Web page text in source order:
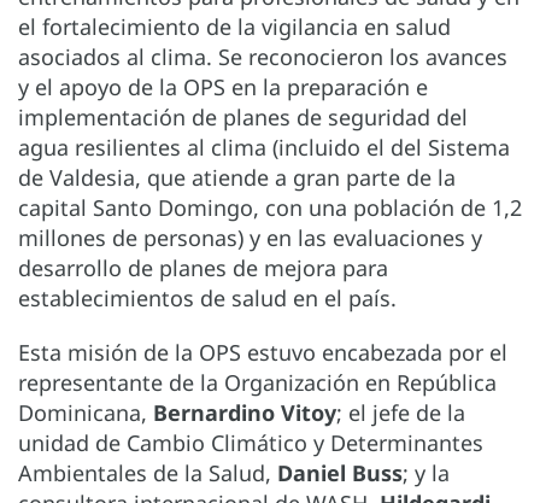
el fortalecimiento de la vigilancia en salud
asociados al clima. Se reconocieron los avances
y el apoyo de la OPS en la preparación e
implementación de planes de seguridad del
agua resilientes al clima (incluido el del Sistema
de Valdesia, que atiende a gran parte de la
capital Santo Domingo, con una población de 1,2
millones de personas) y en las evaluaciones y
desarrollo de planes de mejora para
establecimientos de salud en el país.
Esta misión de la OPS estuvo encabezada por el
representante de la Organización en República
Dominicana, Bernardino Vitoy; el jefe de la
unidad de Cambio Climático y Determinantes
Ambientales de la Salud, Daniel Buss; y la